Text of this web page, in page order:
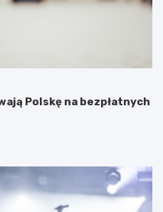
Polskę na bezpłatnych